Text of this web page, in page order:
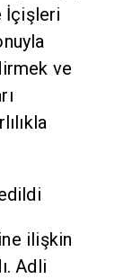
İçişleri
ve
ilişkin
Adli